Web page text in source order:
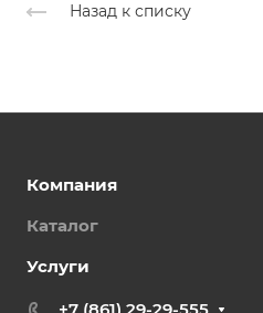
Назад к списку
Компания
Каталог
Услуги